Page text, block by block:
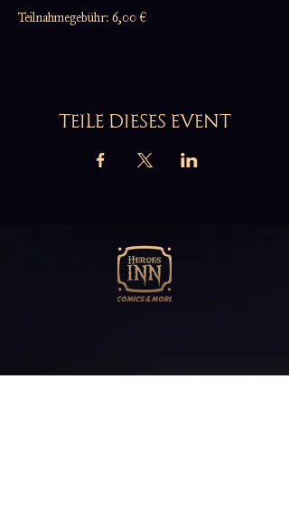
Teilnahmegebühr: 6,00 €
TEILE DIESES EVENT